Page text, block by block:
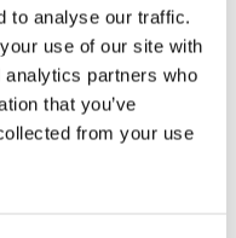
to analyse our traffic.
use of our site with
partners who
that you’ve
from your use
10 pkt. i lager
LO26B-586